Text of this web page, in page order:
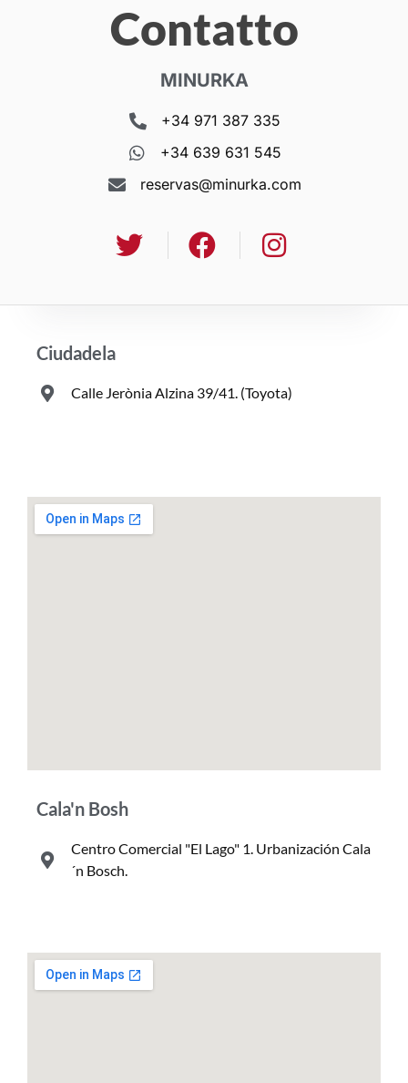
Contatto
MINURKA
+34 971 387 335
+34 639 631 545
reservas@minurka.com
Ciudadela
Calle Jerònia Alzina 39/41. (Toyota)
Cala'n Bosh
Centro Comercial "El Lago" 1. Urbanización Cala
´n Bosch.